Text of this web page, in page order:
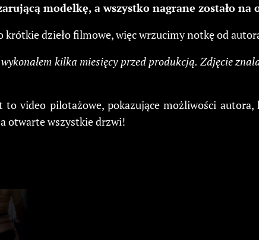
modelkę, a wszystko nagrane zostało na
dzieło filmowe, więc wrzucimy notkę od
kilka miesięcy przed produkcją. Zdjęcie
to video pilotażowe, pokazujące możliwości
otwarte wszystkie drzwi!